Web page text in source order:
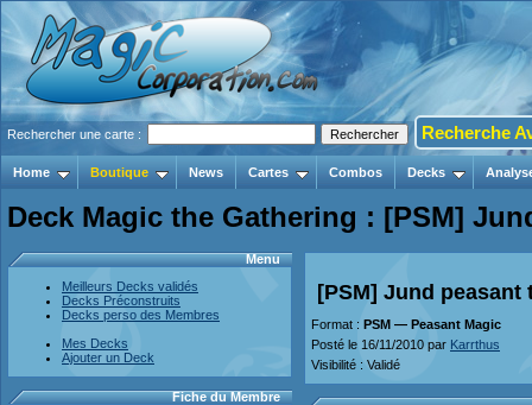
Rechercher une carte : Recherche
Home Boutique News Cartes Combos Decks
Deck Magic the Gathering : [PSM]
Menu
Meilleurs Decks validés
Decks Préconstruits
Decks perso des Membres
Mes Decks
Ajouter un Deck
Fiche du Membre
[PSM] Jund peasant
Format : PSM — Peasant Magic
Posté le 16/11/2010 par Karrthus
Visibilité : Validé